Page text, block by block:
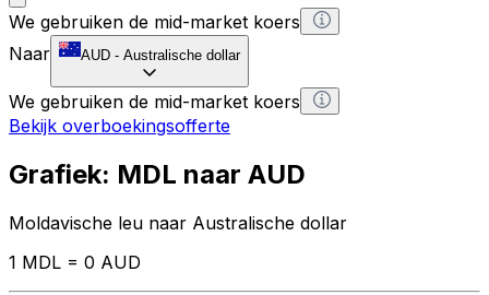
We gebruiken de mid-market koers
Naar
AUD - Australische dollar
We gebruiken de mid-market koers
Bekijk overboekingsofferte
Grafiek: MDL naar AUD
Moldavische leu naar Australische dollar
1 MDL = 0 AUD